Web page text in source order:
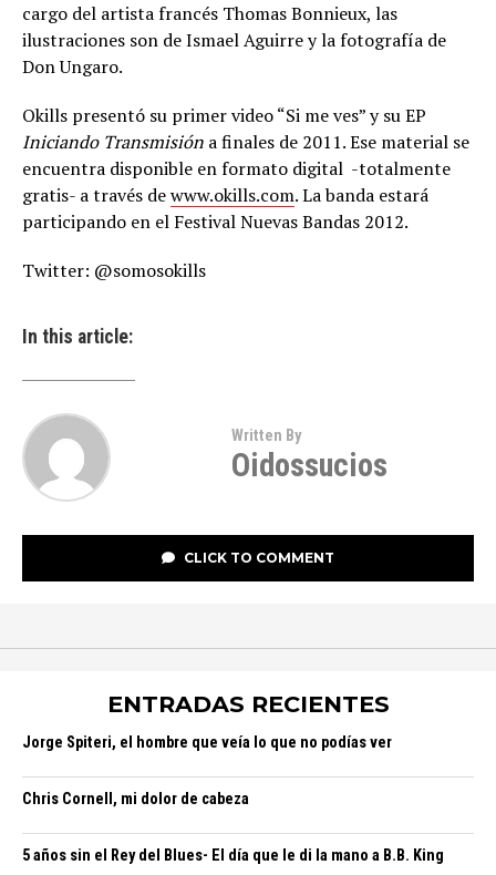
cargo del artista francés Thomas Bonnieux, las
ilustraciones son de Ismael Aguirre y la fotografía de
Don Ungaro.
Okills presentó su primer video “Si me ves” y su EP
Iniciando Transmisión a finales de 2011. Ese material se
encuentra disponible en formato digital -totalmente
gratis- a través dewww.okills.com. La banda estará
participando en el Festival Nuevas Bandas 2012.
Twitter: @somosokills
In this article:
Written By
Oidossucios
CLICK TO COMMENT
ENTRADAS RECIENTES
Jorge Spiteri, el hombre que veía lo que no podías ver
Chris Cornell, mi dolor de cabeza
5 años sin el Rey del Blues- El día que le di la mano a B.B. King